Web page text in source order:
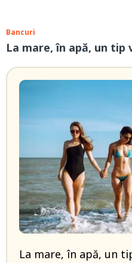
Bancuri
La mare, în apă, un tip
La mare, în apă, un